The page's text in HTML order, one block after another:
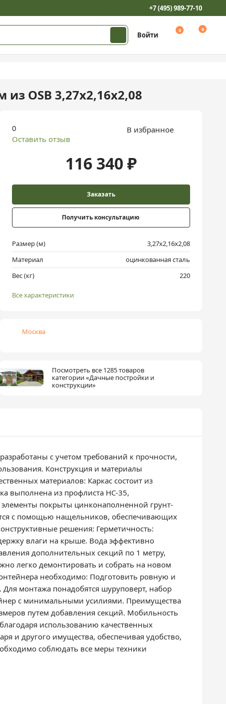
+7 (495) 989-77-10
Войти
0 0
OSB 3,27х2,16х2,08
0
Оставить отзыв
В избранное
116 340 ₽
Заказать
Получить консультацию
Размер (м)
3,27х2,16х2,08
Материал
оцинкованная сталь
Вес (кг)
220
Все характеристики
Москва
Посмотреть все 1285 товаров
категории «Дачные постройки и
конструкции»
с учетом требований к прочности,
Конструкция и материалы
материалов: Каркас состоит из
выполнена из профлиста НС-35,
покрыты цинконаполненной грунт-
с помощью нащельников, обеспечивающих
решения: Герметичность:
влаги на крыше. Вода эффективно
дополнительных секций по 1 метру,
легко демонтировать и собрать на новом
необходимо: Подготовить ровную и
Для монтажа понадобятся шуруповерт, набор
с минимальными усилиями. Преимущества
путем добавления секций. Мобильность
использованию качественных
и другого имущества, обеспечивая удобство,
соблюдать все меры техники